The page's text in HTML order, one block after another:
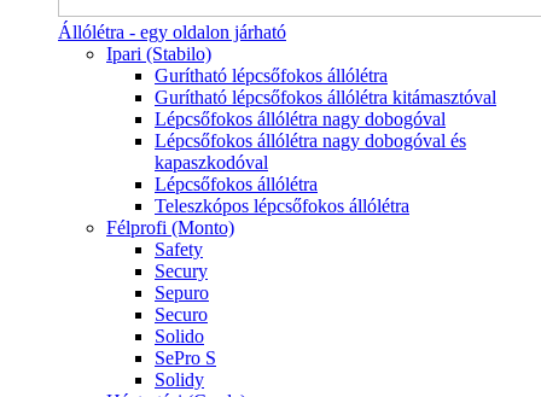
Állólétra - egy oldalon járható
Ipari (Stabilo)
Gurítható lépcsőfokos állólétra
Gurítható lépcsőfokos állólétra kitámasztóval
Lépcsőfokos állólétra nagy dobogóval
Lépcsőfokos állólétra nagy dobogóval és
kapaszkodóval
Lépcsőfokos állólétra
Teleszkópos lépcsőfokos állólétra
Félprofi (Monto)
Safety
Secury
Sepuro
Securo
Solido
SePro S
Solidy